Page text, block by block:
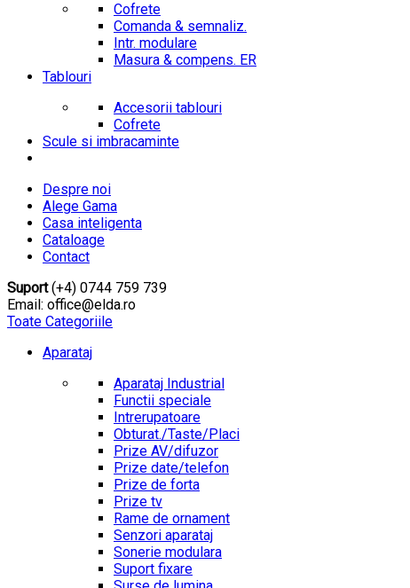
Cofrete
Comanda & semnaliz.
Intr. modulare
Masura & compens. ER
Tablouri
Accesorii tablouri
Cofrete
Scule si imbracaminte
Despre noi
Alege Gama
Casa inteligenta
Cataloage
Contact
Suport(+4) 0744 759 739
Email: office@elda.ro
Toate Categoriile
Aparataj
Aparataj Industrial
Functii speciale
Intrerupatoare
Obturat./Taste/Placi
Prize AV/difuzor
Prize date/telefon
Prize de forta
Prize tv
Rame de ornament
Senzori aparataj
Sonerie modulara
Suport fixare